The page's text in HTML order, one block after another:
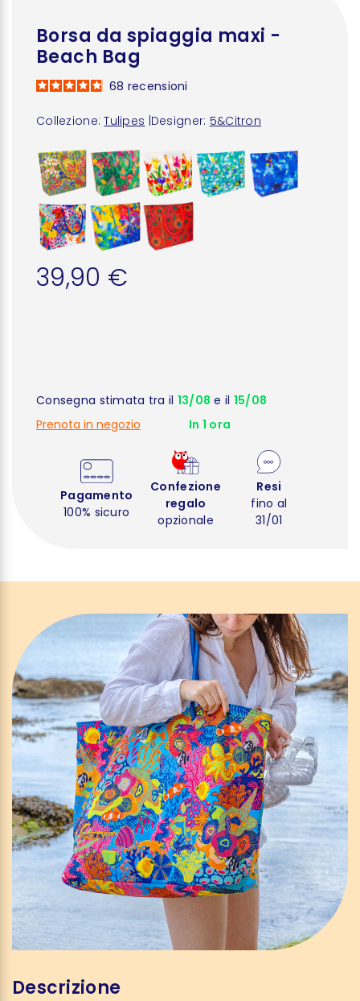
Borsa da spiaggia maxi -
Beach Bag
Collezione: Tulipes Designer: 5&Citron
68 recensioni
39,90 €
Consegna stimata tra il 13/08 e il 15/08
Prenota in negozio
In 1 ora
Pagamento
100% sicuro
Confezione
regalo
opzionale
Resi
fino al
31/01
Descrizione